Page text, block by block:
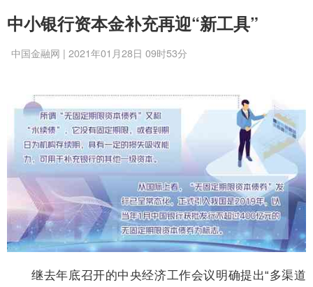
中小银行资本金补充再迎“新工具”
中国金融网 | 2021年01月28日 09时53分
继去年底召开的中央经济工作会议明确提出“多渠道